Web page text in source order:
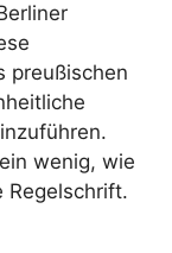
preußischen
wenig, wie
Regelschrift.